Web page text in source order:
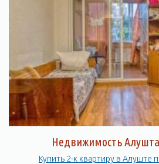
Недвижимость
Купить 2-к квартиру в Алуште